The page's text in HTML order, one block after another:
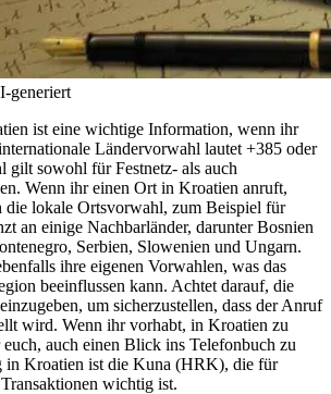
generiert
ist eine wichtige Information, wenn ihr
Ländervorwahl lautet +385 oder
gilt sowohl für Festnetz- als auch
Wenn ihr einen Ort in Kroatien anruft,
die lokale Ortsvorwahl, zum Beispiel für
an einige Nachbarländer, darunter Bosnien
Serbien, Slowenien und Ungarn.
ihre eigenen Vorwahlen, was das
beeinflussen kann. Achtet darauf, die
um sicherzustellen, dass der Anruf
wird. Wenn ihr vorhabt, in Kroatien zu
auch einen Blick ins Telefonbuch zu
in Kroatien ist die Kuna (HRK), die für
wichtig ist.